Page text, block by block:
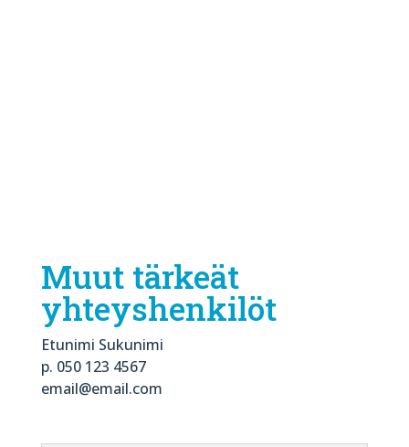
Muut tärkeät
yhteyshenkilöt
Etunimi Sukunimi
p. 050 123 4567
email@email.com